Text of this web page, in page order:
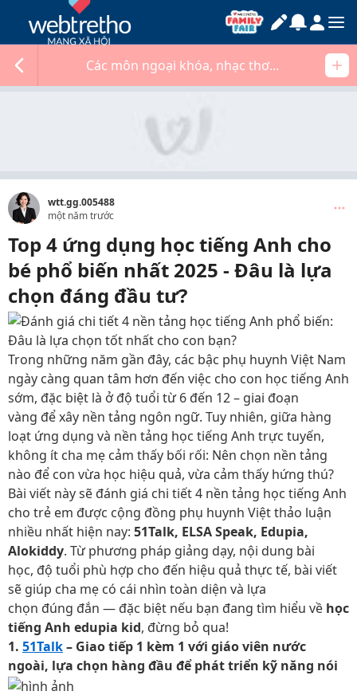
Các môn ngoại khóa, nhạc thơ...
wtt.gg.005488
một năm trước
Top 4 ứng dụng học tiếng Anh cho
bé phổ biến nhất 2025 - Đâu là lựa
chọn đáng đầu tư?
Trong những năm gần đây, các bậc phụ huynh Việt Nam
ngày càng quan tâm hơn đến việc cho con học tiếng Anh
sớm, đặc biệt là ở độ tuổi từ 6 đến 12 – giai đoạn
vàng để xây nền tảng ngôn ngữ. Tuy nhiên, giữa hàng
loạt ứng dụng và nền tảng học tiếng Anh trực tuyến,
không ít cha mẹ cảm thấy bối rối: Nên chọn nền tảng
nào để con vừa học hiệu quả, vừa cảm thấy hứng thú?
Bài viết này sẽ đánh giá chi tiết 4 nền tảng học tiếng Anh
cho trẻ em được cộng đồng phụ huynh Việt thảo luận
nhiều nhất hiện nay: 51Talk, ELSA Speak, Edupia,
Alokiddy. Từ phương pháp giảng dạy, nội dung bài
học, độ tuổi phù hợp cho đến hiệu quả thực tế, bài viết
sẽ giúp cha mẹ có cái nhìn toàn diện và lựa
chọn đúng đắn — đặc biệt nếu bạn đang tìm hiểu về học
tiếng Anh edupia kid, đừng bỏ qua!
1. 51Talk– Giao tiếp 1 kèm 1 với giáo viên nước
ngoài, lựa chọn hàng đầu để phát triển kỹ năng nói